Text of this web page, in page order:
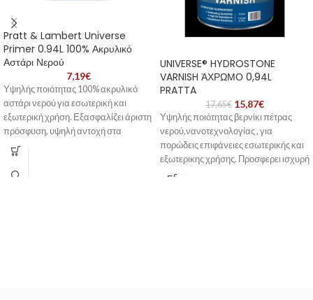
Pratt & Lambert Universe
Primer 0.94L 100% Ακρυλικό
Αστάρι Νερού
7,19€
Υψηλής ποιότητας 100% ακρυλικό
αστάρι νερού για εσωτερική και
εξωτερική χρήση. Εξασφαλίζει άριστη
πρόσφυση, υψηλή αντοχή στα
αλκάλια και βαθιά διείσδυση σε
πορώδεις επιφάνειες.
UNIVERSE® HYDROSTONE
VARNISH ΆΧΡΩΜΟ 0,94L
PRATTA
17,65€ 15,87€
Υψηλής ποιότητας βερνίκι πέτρας
νερού,νανοτεχνολογίας , για
πορώδεις επιφάνειες εσωτερικής και
εξωτερικης χρήσης. Προσφερει ισχυρή
προσφυση και προστατευει την πέτρα